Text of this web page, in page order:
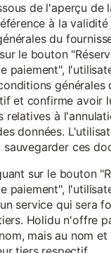
de l'aperçu de
à la validité
du
le bouton
paiement",
générales
et confirme avoir
relatives à
données.
ces
sur le bouton
paiement",
service qui sera
Holidu n'offre
mais au nom